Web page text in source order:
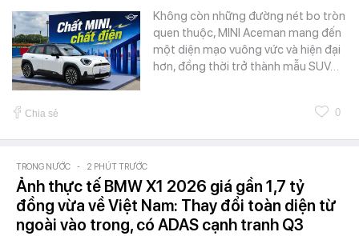
Không còn những đường nét bo tròn
quen thuộc, MINI Aceman mang đến
một diện mạo vuông vức và hiện đại
hơn, đồng thời trở thành mẫu SUV…
Chia sẻ 0
TRONG NƯỚC - 2 PHÚT TRƯỚC
Ảnh thực tế BMW X1 2026 giá gần 1,7 tỷ
đồng vừa về Việt Nam: Thay đổi toàn diện từ
ngoài vào trong, có ADAS cạnh tranh Q3